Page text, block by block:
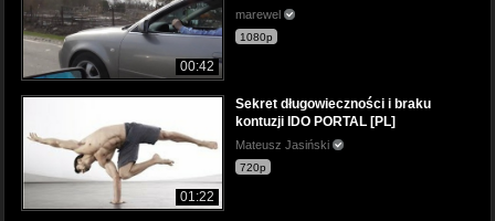
00:42
marewel
1080p
01:22
Sekret długowieczności i braku
kontuzji IDO PORTAL [PL]
Mateusz Jasiński
720p